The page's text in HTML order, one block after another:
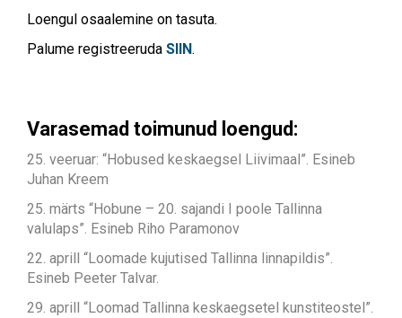
Loengul osaalemine on tasuta.
Palume registreeruda SIIN.
Varasemad toimunud loengud:
25. veeruar: “Hobused keskaegsel Liivimaal”. Esineb
Juhan Kreem
25. märts “Hobune – 20. sajandi I poole Tallinna
valulaps”. Esineb Riho Paramonov
22. aprill “Loomade kujutised Tallinna linnapildis”.
Esineb Peeter Talvar.
29. aprill “Loomad Tallinna keskaegsetel kunstiteostel”.